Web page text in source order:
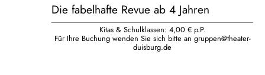
Die fabelhafte Revue ab 4 Jahren
Kitas & Schulklassen: 4,00 € p.P.
Für Ihre Buchung wenden Sie sich bitte an gruppen@theater-
duisburg.de